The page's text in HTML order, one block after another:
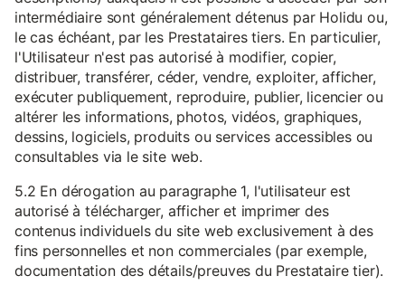
intermédiaire sont généralement détenus par Holidu ou,
le cas échéant, par les Prestataires tiers. En particulier,
l'Utilisateur n'est pas autorisé à modifier, copier,
distribuer, transférer, céder, vendre, exploiter, afficher,
exécuter publiquement, reproduire, publier, licencier ou
altérer les informations, photos, vidéos, graphiques,
dessins, logiciels, produits ou services accessibles ou
consultables via le site web.
5.2 En dérogation au paragraphe 1, l'utilisateur est
autorisé à télécharger, afficher et imprimer des
contenus individuels du site web exclusivement à des
fins personnelles et non commerciales (par exemple,
documentation des détails/preuves du Prestataire tier).